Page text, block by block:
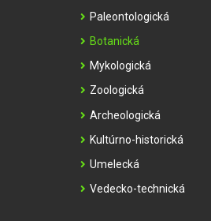
Paleontologická
Botanická
Mykologická
Zoologická
Archeologická
Kultúrno-historická
Umelecká
Vedecko-technická